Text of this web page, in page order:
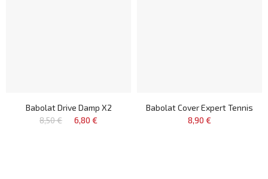
Babolat Drive Damp X2
8,50 €
6,80 €
Babolat Cover Expert Tennis
8,90 €